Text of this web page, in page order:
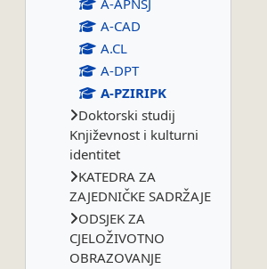
A-APNSJ
A-CAD
A.CL
A-DPT
A-PZIRIPK
Doktorski studij
Književnost i kulturni
identitet
KATEDRA ZA
ZAJEDNIČKE SADRŽAJE
ODSJEK ZA
CJELOŽIVOTNO
OBRAZOVANJE